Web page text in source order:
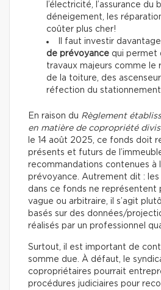
l’électricité, l’assurance du
déneigement, les
coûter plus cher!
Il faut investir
de prévoyance qui permet
travaux majeurs comme le
de la toiture, des
réfection du
En raison du Règlement
en matière de copropriété
le 14 août 2025, ce fonds doit
présents et futurs de
recommandations contenues à
prévoyance. Autrement dit :
dans ce fonds ne représentent
vague ou arbitraire, il s’agit
basés sur des données/
réalisés par un professionnel
Surtout, il est important de
somme due. À défaut, le
copropriétaires pourrait
procédures judiciaires pour